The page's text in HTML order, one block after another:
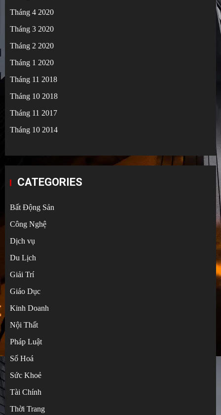
Tháng 4 2020
Tháng 3 2020
Tháng 2 2020
Tháng 1 2020
Tháng 11 2018
Tháng 10 2018
Tháng 11 2017
Tháng 10 2014
CATEGORIES
Bất Động Sản
Công Nghệ
Dịch vụ
Du Lịch
Giải Trí
Giáo Dục
Kinh Doanh
Nội Thất
Pháp Luật
Số Hoá
Sức Khoẻ
Tài Chính
Thời Trang